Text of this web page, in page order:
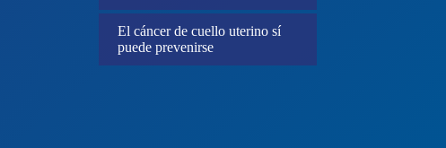
El cáncer de cuello uterino sí
puede prevenirse